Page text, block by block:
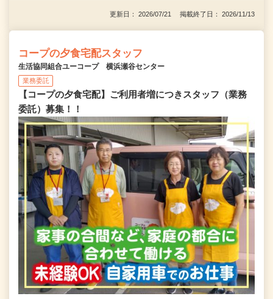
更新日： 2026/07/21 掲載終了日： 2026/11/13
コープの夕食宅配スタッフ
生活協同組合ユーコープ 横浜瀬谷センター
業務委託
【コープの夕食宅配】ご利用者増につきスタッフ（業務
委託）募集！！